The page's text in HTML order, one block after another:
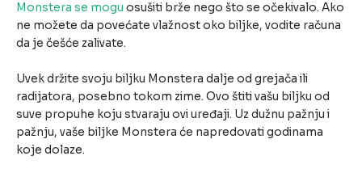
Monstera se mogu osušiti brže nego što se očekivalo. Ako
ne možete da povećate vlažnost oko biljke, vodite računa
da je češće zalivate.
Uvek držite svoju biljku Monstera dalje od grejača ili
radijatora, posebno tokom zime. Ovo štiti vašu biljku od
suve propuhe koju stvaraju ovi uređaji. Uz dužnu pažnju i
pažnju, vaše biljke Monstera će napredovati godinama
koje dolaze.